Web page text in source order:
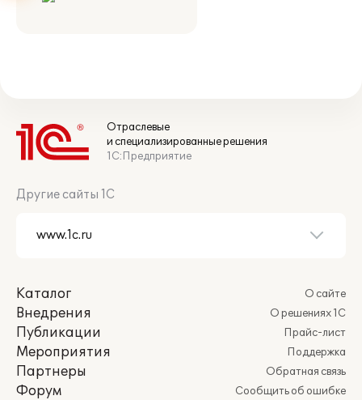
Отраслевые
и специализированные решения
1С:Предприятие
Другие сайты 1С
Каталог
Внедрения
Публикации
Мероприятия
Партнеры
Форум
О сайте
О решениях 1С
Прайс-лист
Поддержка
Обратная связь
Сообщить об ошибке